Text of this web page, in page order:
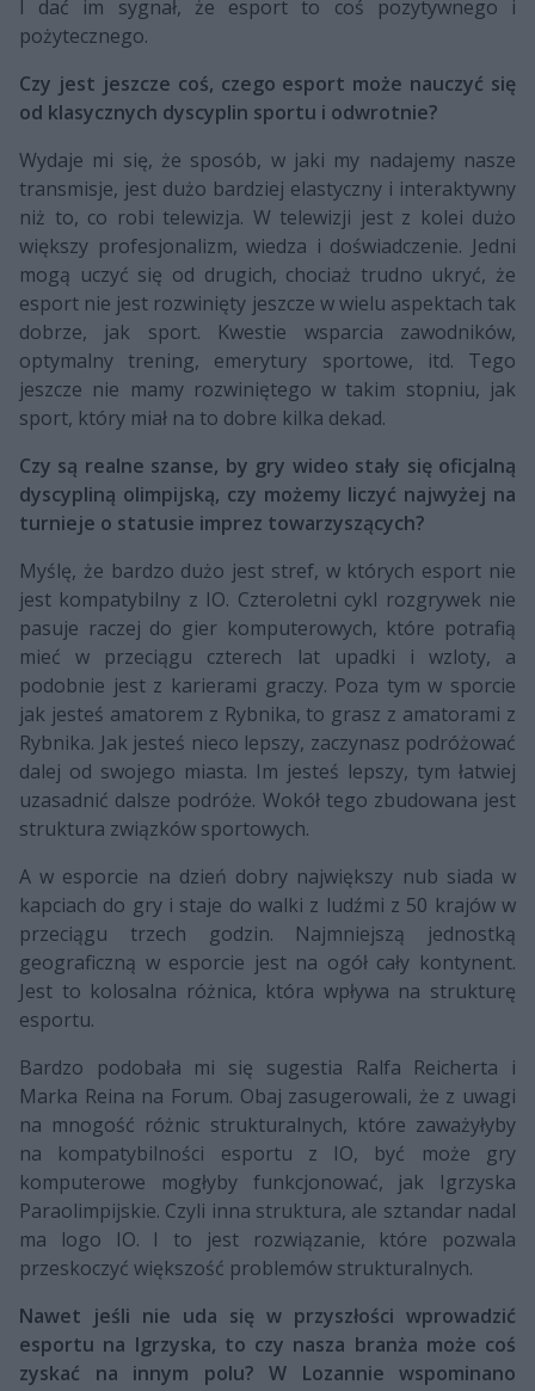
I dać im sygnał, że esport to coś pozytywnego i
pożytecznego.
Czy jest jeszcze coś, czego esport może nauczyć się
od klasycznych dyscyplin sportu i odwrotnie?
Wydaje mi się, że sposób, w jaki my nadajemy nasze
transmisje, jest dużo bardziej elastyczny i interaktywny
niż to, co robi telewizja. W telewizji jest z kolei dużo
większy profesjonalizm, wiedza i doświadczenie. Jedni
mogą uczyć się od drugich, chociaż trudno ukryć, że
esport nie jest rozwinięty jeszcze w wielu aspektach tak
dobrze, jak sport. Kwestie wsparcia zawodników,
optymalny trening, emerytury sportowe, itd. Tego
jeszcze nie mamy rozwiniętego w takim stopniu, jak
sport, który miał na to dobre kilka dekad.
Czy są realne szanse, by gry wideo stały się oficjalną
dyscypliną olimpijską, czy możemy liczyć najwyżej na
turnieje o statusie imprez towarzyszących?
Myślę, że bardzo dużo jest stref, w których esport nie
jest kompatybilny z IO. Czteroletni cykl rozgrywek nie
pasuje raczej do gier komputerowych, które potrafią
mieć w przeciągu czterech lat upadki i wzloty, a
podobnie jest z karierami graczy. Poza tym w sporcie
jak jesteś amatorem z Rybnika, to grasz z amatorami z
Rybnika. Jak jesteś nieco lepszy, zaczynasz podróżować
dalej od swojego miasta. Im jesteś lepszy, tym łatwiej
uzasadnić dalsze podróże. Wokół tego zbudowana jest
struktura związków sportowych.
A w esporcie na dzień dobry największy nub siada w
kapciach do gry i staje do walki z ludźmi z 50 krajów w
przeciągu trzech godzin. Najmniejszą jednostką
geograficzną w esporcie jest na ogół cały kontynent.
Jest to kolosalna różnica, która wpływa na strukturę
esportu.
Bardzo podobała mi się sugestia Ralfa Reicherta i
Marka Reina na Forum. Obaj zasugerowali, że z uwagi
na mnogość różnic strukturalnych, które zaważyłyby
na kompatybilności esportu z IO, być może gry
komputerowe mogłyby funkcjonować, jak Igrzyska
Paraolimpijskie. Czyli inna struktura, ale sztandar nadal
ma logo IO. I to jest rozwiązanie, które pozwala
przeskoczyć większość problemów strukturalnych.
Nawet jeśli nie uda się w przyszłości wprowadzić
esportu na Igrzyska, to czy nasza branża może coś
zyskać na innym polu? W Lozannie wspominano